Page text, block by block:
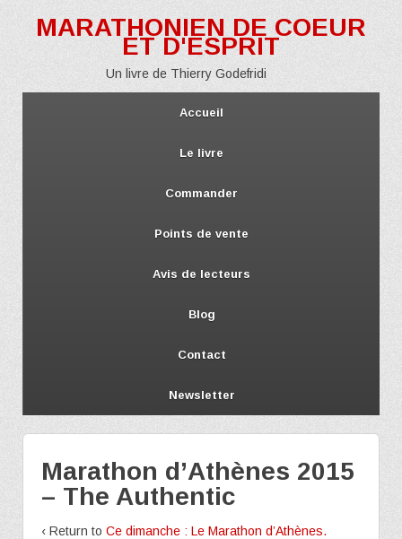
MARATHONIEN DE COEUR
ET D'ESPRIT
Un livre de Thierry Godefridi
Accueil
Le livre
Commander
Points de vente
Avis de lecteurs
Blog
Contact
Newsletter
Marathon d’Athènes 2015
– The Authentic
‹ Return to Ce dimanche : Le Marathon d’Athènes.